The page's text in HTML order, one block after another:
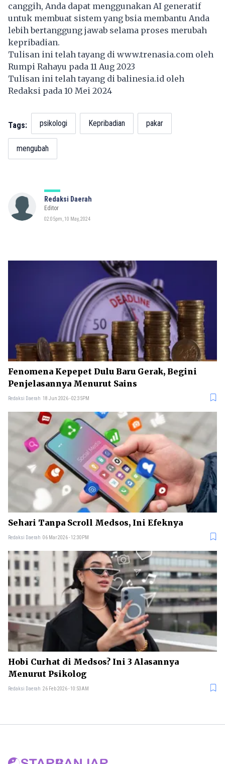
canggih, Anda dapat menggunakan AI generatif
untuk membuat sistem yang bsia membantu Anda
lebih bertanggung jawab selama proses merubah
kepribadian.
Tulisan ini telah tayang di www.trenasia.com oleh
Rumpi Rahayu pada 11 Aug 2023
Tulisan ini telah tayang dibalinesia.id oleh
Redaksi pada 10 Mei 2024
Tags: psikologi Kepribadian pakar
mengubah
Redaksi Daerah
Editor
02:05pm, 10 May, 2024
Fenomena Kepepet Dulu Baru Gerak, Begini
Penjelasannya Menurut Sains
Redaksi Daerah 18 Jun 2026 - 02:35PM
Sehari Tanpa Scroll Medsos, Ini Efeknya
Redaksi Daerah 06 Mar 2026 - 12:30PM
Hobi Curhat di Medsos? Ini 3 Alasannya
Menurut Psikolog
Redaksi Daerah 26 Feb 2026 - 10:53AM